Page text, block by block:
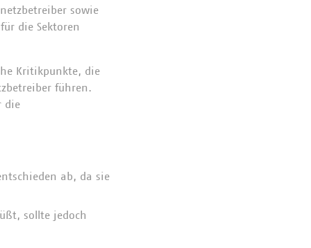
sowie
die Sektoren
Kritikpunkte, die
führen.
die
ab, da sie
sollte jedoch